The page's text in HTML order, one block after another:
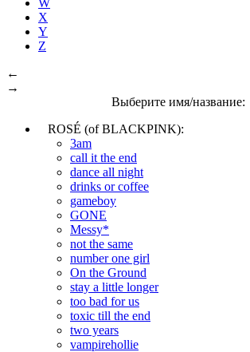
X
Y
Z
←
→
Выберите имя/название:
ROSÉ (of BLACKPINK):
3am
call it the end
dance all night
drinks or coffee
gameboy
GONE
Messy*
not the same
number one girl
On the Ground
stay a little longer
too bad for us
toxic till the end
two years
vampirehollie